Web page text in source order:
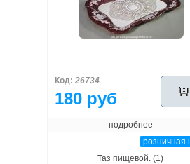
Код: 26734
180 руб
подробнее
розничная
Таз пищевой. (1)